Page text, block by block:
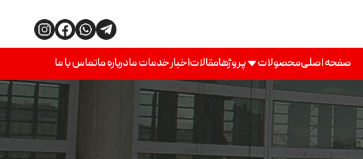
صفحه اصلیمحصولات پروژهامقالاتاخبارخدمات مادرباره ماتماس با ما